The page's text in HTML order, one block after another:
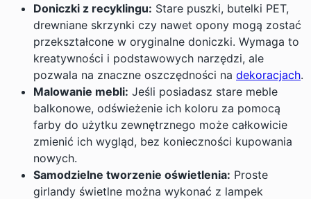
Doniczki z recyklingu: Stare puszki, butelki PET,
drewniane skrzynki czy nawet opony mogą zostać
przekształcone w oryginalne doniczki. Wymaga to
kreatywności i podstawowych narzędzi, ale
pozwala na znaczne oszczędności na dekoracjach.
Malowanie mebli: Jeśli posiadasz stare meble
balkonowe, odświeżenie ich koloru za pomocą
farby do użytku zewnętrznego może całkowicie
zmienić ich wygląd, bez konieczności kupowania
nowych.
Samodzielne tworzenie oświetlenia: Proste
girlandy świetlne można wykonać z lampek